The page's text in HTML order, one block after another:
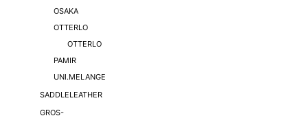
OSAKA
OTTERLO
OTTERLO
PAMIR
UNI.MELANGE
SADDLELEATHER
GROS-